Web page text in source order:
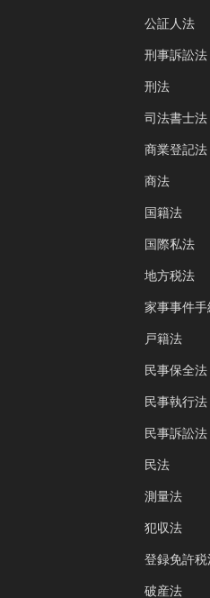
公証人法
刑事訴訟法
刑法
司法書士法
商業登記法
商法
国籍法
国際私法
地方税法
家事事件手
戸籍法
民事保全法
民事執行法
民事訴訟法
民法
測量法
犯収法
登録免許税
破産法